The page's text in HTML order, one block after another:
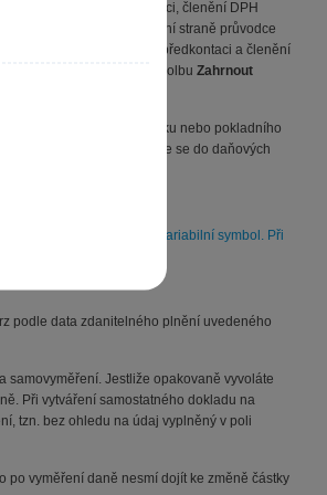
DPH, nastavit předkontaci, členění DPH
na odpočet DPH. Na první straně průvodce
sazby DPH vybrat jinou předkontaci a členění
samostatně, zatrhněte volbu Zahrnout
faktury, ostatního závazku nebo pokladního
a zakázky
. Tyto údaje se do daňových
Text interního dokladu variabilní symbol. Při
podle data zdanitelného plnění uvedeného
samovyměření. Jestliže opakovaně vyvoláte
Při vytváření samostatného dokladu na
tzn. bez ohledu na údaj vyplněný v poli
po vyměření daně nesmí dojít ke změně částky